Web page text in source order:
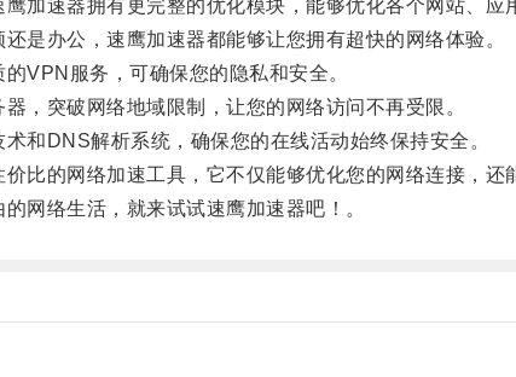
速器拥有更完整的优化模块，能够优化各个网站、应
办公，速鹰加速器都能够让您拥有超快的网络体验。
服务，可确保您的隐私和安全。
突破网络地域限制，让您的网络访问不再受限。
DNS解析系统，确保您的在线活动始终保持安全。
的网络加速工具，它不仅能够优化您的网络连接，还
络生活，就来试试速鹰加速器吧！。